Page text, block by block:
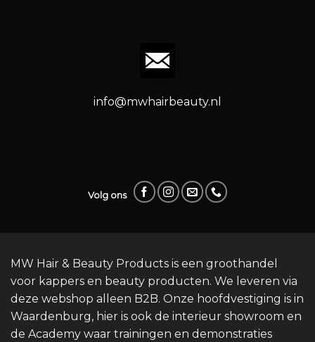
info@mwhairbeauty.nl
Volg ons
MW Hair & Beauty Products is een groothandel
voor kappers en beauty producten. We leveren via
deze webshop alleen B2B. Onze hoofdvestiging is in
Waardenburg, hier is ook de interieur showroom en
de Academy waar trainingen en demonstraties